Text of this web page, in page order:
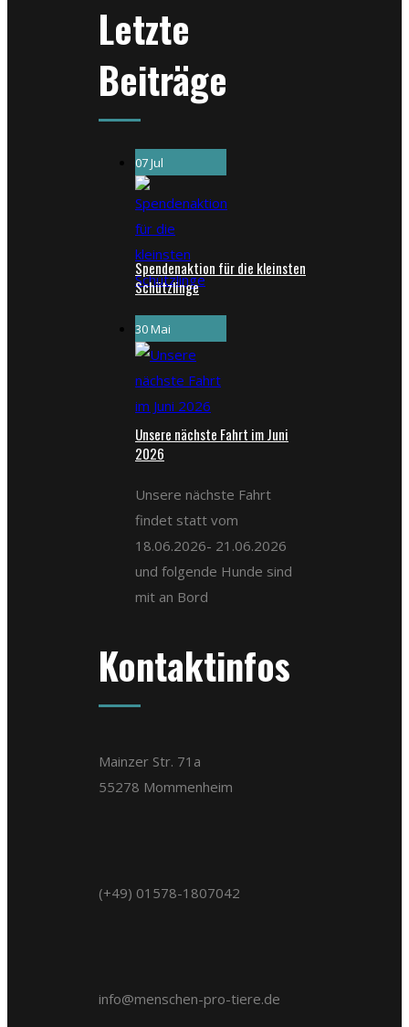
Letzte
Beiträge
07 Jul
Spendenaktion für die kleinsten
Schützlinge
30 Mai
Unsere nächste Fahrt im Juni
2026
Unsere nächste Fahrt
findet statt vom
18.06.2026- 21.06.2026
und folgende Hunde sind
mit an Bord
Kontaktinfos
Mainzer Str. 71a
55278 Mommenheim
(+49) 01578-1807042
info@menschen-pro-tiere.de